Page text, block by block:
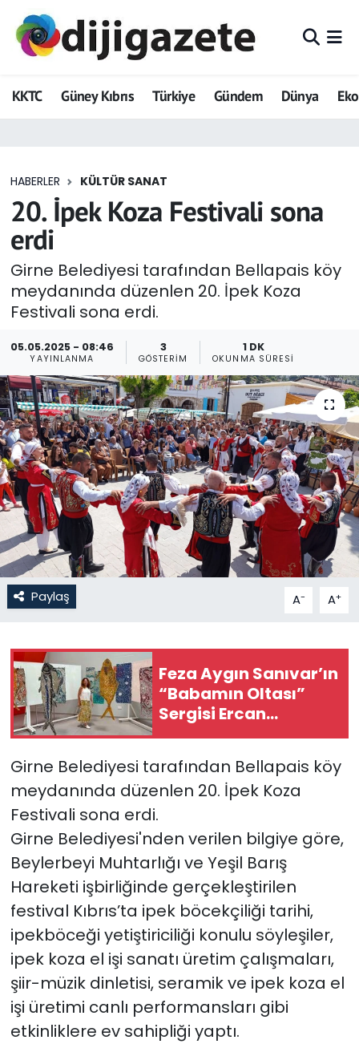
KKTC Güney Kıbrıs Türkiye Gündem Dünya
HABERLER KÜLTÜR SANAT
20. İpek Koza Festivali sona
erdi
Girne Belediyesi tarafından Bellapais köy
meydanında düzenlen 20. İpek Koza
Festivali sona erdi.
05.05.2025 - 08:46
YAYINLANMA
3
GÖSTERIM
1 DK
OKUNMA SÜRESI
Paylaş A- A+
Feza Aygın Sanıvar’ın
“Babamın Oltası”
Sergisi Ercan
Havalimanı’nda
Girne Belediyesi tarafından Bellapais köy
meydanında düzenlen 20. İpek Koza
Festivali sona erdi.
Girne Belediyesi'nden verilen bilgiye göre,
Beylerbeyi Muhtarlığı ve Yeşil Barış
Hareketi işbirliğinde gerçekleştirilen
festival Kıbrıs’ta ipek böcekçiliği tarihi,
ipekböceği yetiştiriciliği konulu söyleşiler,
ipek koza el işi sanatı üretim çalışmaları,
şiir-müzik dinletisi, seramik ve ipek koza el
işi üretimi canlı performansları gibi
etkinliklere ev sahipliği yaptı.
ADVERTORIAL
Dijigazete
Eğitim
Ekonomi
Foto Galeri
GEZİ
Güncel
Gündem
KKTC
KKTC YEREL SEÇİM 2018
Kültür Sanat
Magazin
Moda
Otomobil Dünyası
Politika
SAĞLIK
Spor
Teknoloji
TÜRKiYE
Video Galeri
YAŞAM
Yazarlar
Hava Durumu
Trafik Durumu
Tüm Manşetler
Son Dakika Haberleri
Haber Arşivi